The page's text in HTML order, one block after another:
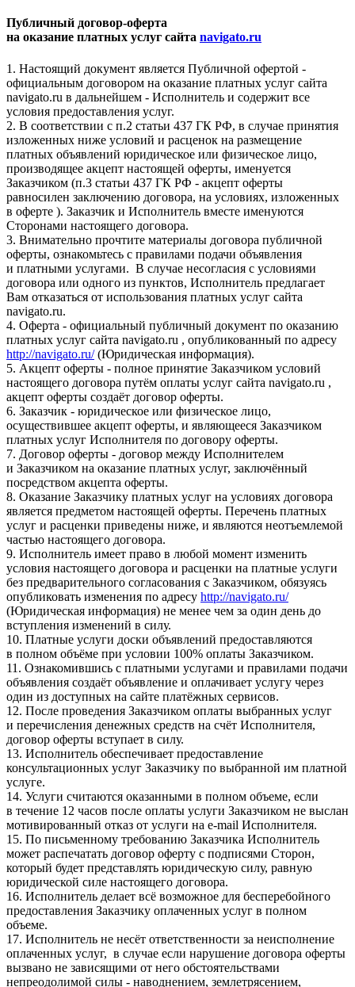
Публичный договор-оферта
на оказание платных услуг сайта navigato.ru
1. Настоящий документ является Публичной офертой -
официальным договором на оказание платных услуг сайта
navigato.ru в дальнейшем - Исполнитель и содержит все
условия предоставления услуг.
2. В соответствии с п.2 статьи 437 ГК РФ, в случае принятия
изложенных ниже условий и расценок на размещение
платных объявлений юридическое или физическое лицо,
производящее акцепт настоящей оферты, именуется
Заказчиком (п.3 статьи 437 ГК РФ - акцепт оферты
равносилен заключению договора, на условиях, изложенных
в оферте ). Заказчик и Исполнитель вместе именуются
Сторонами настоящего договора.
3. Внимательно прочтите материалы договора публичной
оферты, ознакомьтесь с правилами подачи объявления
и платными услугами. В случае несогласия с условиями
договора или одного из пунктов, Исполнитель предлагает
Вам отказаться от использования платных услуг сайта
navigato.ru.
4. Оферта - официальный публичный документ по оказанию
платных услуг сайта navigato.ru , опубликованный по адресу
http://navigato.ru/(Юридическая информация).
5. Акцепт оферты - полное принятие Заказчиком условий
настоящего договора путём оплаты услуг сайта navigato.ru ,
акцепт оферты создаёт договор оферты.
6. Заказчик - юридическое или физическое лицо,
осуществившее акцепт оферты, и являющееся Заказчиком
платных услуг Исполнителя по договору оферты.
7. Договор оферты - договор между Исполнителем
и Заказчиком на оказание платных услуг, заключённый
посредством акцепта оферты.
8. Оказание Заказчику платных услуг на условиях договора
является предметом настоящей оферты. Перечень платных
услуг и расценки приведены ниже, и являются неотъемлемой
частью настоящего договора.
9. Исполнитель имеет право в любой момент изменить
условия настоящего договора и расценки на платные услуги
без предварительного согласования с Заказчиком, обязуясь
опубликовать изменения по адресу http://navigato.ru/
(Юридическая информация) не менее чем за один день до
вступления изменений в силу.
10. Платные услуги доски объявлений предоставляются
в полном объёме при условии 100% оплаты Заказчиком.
11. Ознакомившись с платными услугами и правилами подачи
объявления создаёт объявление и оплачивает услугу через
один из доступных на сайте платёжных сервисов.
12. После проведения Заказчиком оплаты выбранных услуг
и перечисления денежных средств на счёт Исполнителя,
договор оферты вступает в силу.
13. Исполнитель обеспечивает предоставление
консультационных услуг Заказчику по выбранной им платной
услуге.
14. Услуги считаются оказанными в полном объеме, если
в течение 12 часов после оплаты услуги Заказчиком не выслан
мотивированный отказ от услуги на e-mail Исполнителя.
15. По письменному требованию Заказчика Исполнитель
может распечатать договор оферту с подписями Сторон,
который будет представлять юридическую силу, равную
юридической силе настоящего договора.
16. Исполнитель делает всё возможное для бесперебойного
предоставления Заказчику оплаченных услуг в полном
объеме.
17. Исполнитель не несёт ответственности за неисполнение
оплаченных услуг, в случае если нарушение договора оферты
вызвано не зависящими от него обстоятельствами
непреодолимой силы - наводнением, землетрясением,